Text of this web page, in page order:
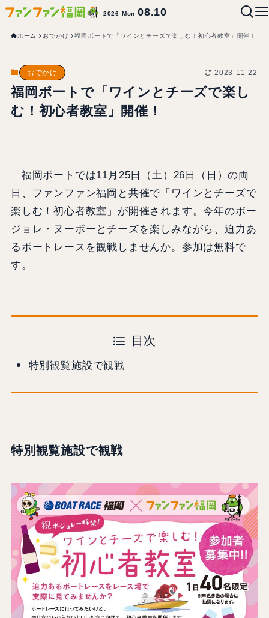
2026 Mon08.10
ホーム おでかけ 福岡ボートで「ワインとチーズで楽しむ！初心者教室」開催！
おでかけ 2023-11-22
福岡ボートで「ワインとチーズで楽し
む！初心者教室」開催！
福岡ボートでは11月25日（土）26日（日）の両
日、ファンファン福岡と共催で「ワインとチーズで
楽しむ！初心者教室」が開催されます。今年のボー
ジョレ・ヌーボーとチーズを楽しみながら、迫力あ
るボートレースを観戦しませんか。参加は無料で
す。
目次
特別観覧施設で観戦
特別観覧施設で観戦